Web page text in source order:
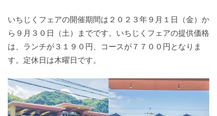
いちじくフェアの開催期間は２０２３年９月１日（金）か
ら９月３０日（土）までです。いちじくフェアの提供価格
は、ランチが３１９０円、コースが７７００円となりま
す。定休日は木曜日です。